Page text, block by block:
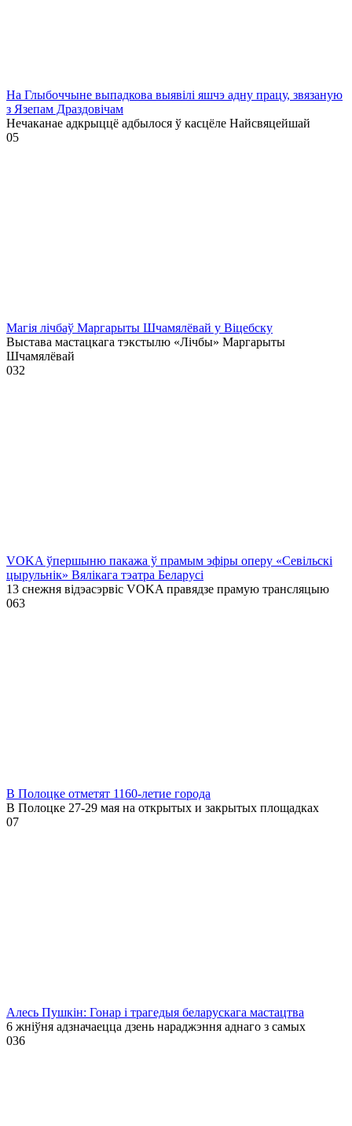
На Глыбоччыне выпадкова выявілі яшчэ адну працу, звязаную
з Язепам Драздовічам
Нечаканае адкрыццё адбылося ў касцёле Найсвяцейшай
05
Магія лічбаў Маргарыты Шчамялёвай у Віцебску
Выстава мастацкага тэкстылю «Лічбы» Маргарыты
Шчамялёвай
032
VOKA ўпершыню пакажа ў прамым эфіры оперу «Севільскі
цырульнік» Вялікага тэатра Беларусі
13 снежня відэасэрвіс VOKA правядзе прамую трансляцыю
063
В Полоцке отметят 1160-летие города
В Полоцке 27-29 мая на открытых и закрытых площадках
07
Алесь Пушкін: Гонар і трагедыя беларускага мастацтва
6 жніўня адзначаецца дзень нараджэння аднаго з самых
036